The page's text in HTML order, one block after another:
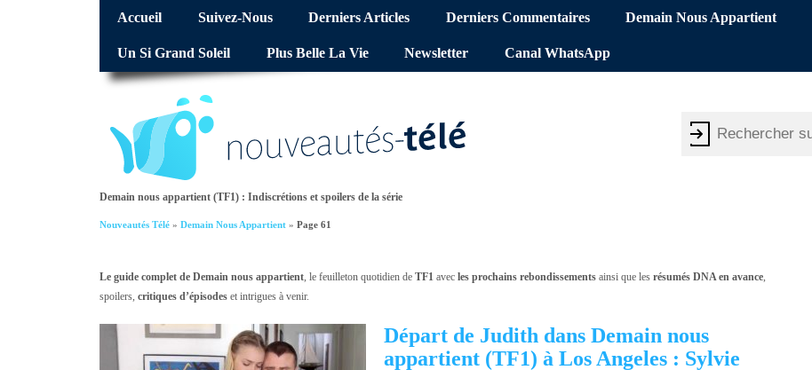
Accueil Suivez-Nous Derniers Articles Derniers Commentaires Demain Nous Appartient
Un Si Grand Soleil Plus Belle La Vie Newsletter Canal WhatsApp
Demain nous appartient (TF1) : Indiscrétions et spoilers de la série
Nouveautés Télé » Demain Nous Appartient » Page 61
Le guide complet de Demain nous appartient, le feuilleton quotidien de TF1 avec les prochains rebondissements ainsi que les résumés DNA en avance,
spoilers, critiques d’épisodes et intrigues à venir.
Départ de Judith dans Demain nous
appartient (TF1) à Los Angeles : Sylvie